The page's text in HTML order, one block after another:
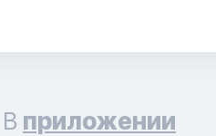
приложении